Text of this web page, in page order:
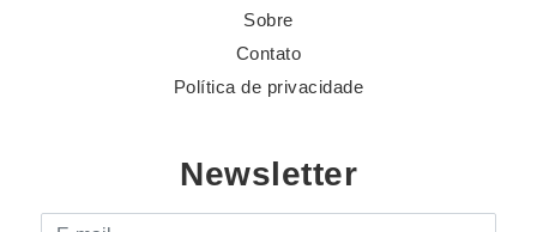
Sobre
Contato
Política de privacidade
Newsletter
E-mail